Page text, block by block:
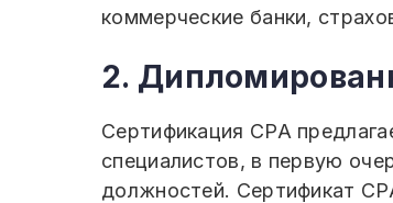
коммерческие банки,
2.
Сертификация CPA
специалистов, в первую
должностей. Сертификат